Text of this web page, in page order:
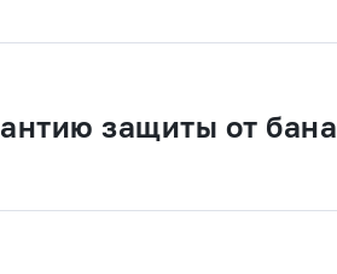
защиты от бана